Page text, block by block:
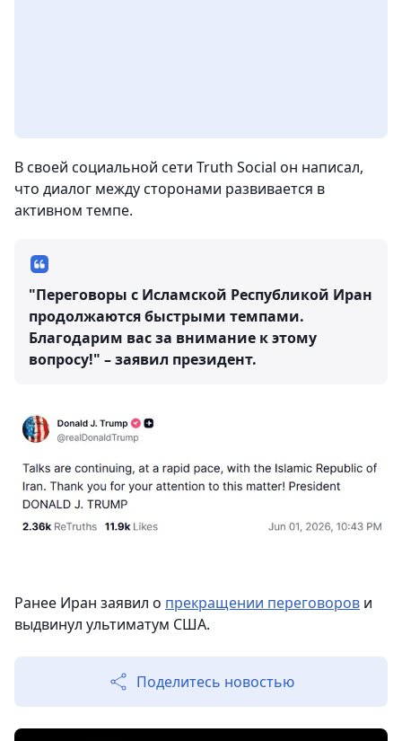
В своей социальной сети Truth Social он написал,
что диалог между сторонами развивается в
активном темпе.
"Переговоры с Исламской Республикой Иран
продолжаются быстрыми темпами.
Благодарим вас за внимание к этому
вопросу!" – заявил президент.
Ранее Иран заявил о прекращении переговоров и
выдвинул ультиматум США.
Поделитесь новостью